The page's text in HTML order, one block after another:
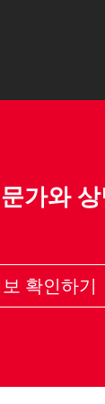
가와
확인하기